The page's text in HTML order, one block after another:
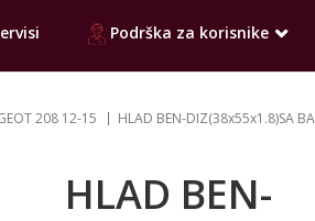
Podrška za korisnike
208 12-15 HLAD BEN-DIZ(38x55x1.8)SA
HLAD BEN-